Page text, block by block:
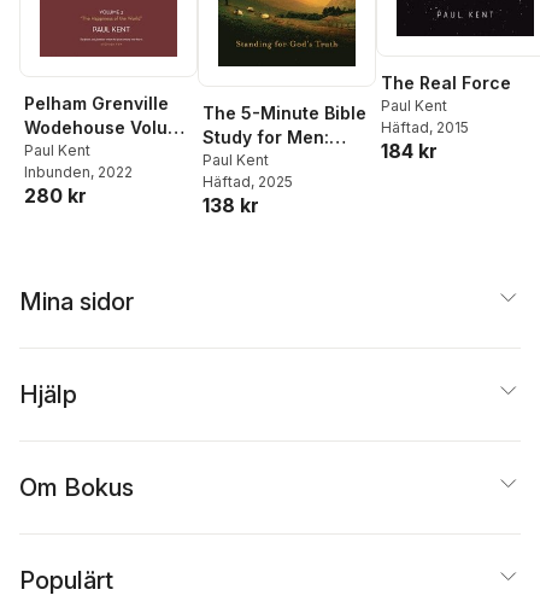
Pelham Grenville
Wodehouse Volume
3 "The Happiness
of the World"
Paul Kent
Inbunden, 2022
280 kr
The 5-Minute Bible
Study for Men:
Standing for God's
Truth
Paul Kent
Häftad, 2025
138 kr
The Real Force
Paul Kent
Häftad, 2015
184 kr
Mina sidor
Hjälp
Om Bokus
Populärt